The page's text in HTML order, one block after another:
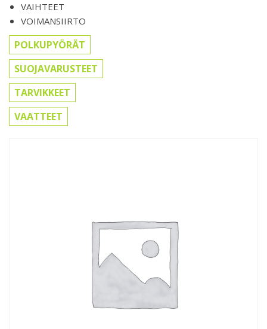
VAIHTEET
VOIMANSIIRTO
POLKUPYÖRÄT
SUOJAVARUSTEET
TARVIKKEET
VAATTEET